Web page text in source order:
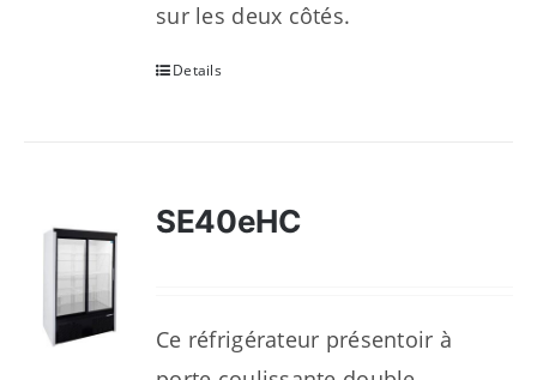
sur les deux côtés.
Details
SE40eHC
Ce réfrigérateur présentoir à